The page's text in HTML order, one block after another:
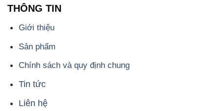
Chính sách và quy định chung
Tin tức
Liên hệ
📞
PHÒNG KINH DOANH - CÔNG TY HÓA CHẤT
ĐẮC TRƯỜNG PHÁT